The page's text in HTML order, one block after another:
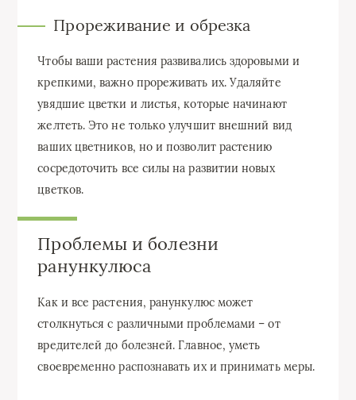
Прореживание и обрезка
Чтобы ваши растения развивались здоровыми и
крепкими, важно прореживать их. Удаляйте
увядшие цветки и листья, которые начинают
желтеть. Это не только улучшит внешний вид
ваших цветников, но и позволит растению
сосредоточить все силы на развитии новых
цветков.
Проблемы и болезни
ранункулюса
Как и все растения, ранункулюс может
столкнуться с различными проблемами – от
вредителей до болезней. Главное, уметь
своевременно распознавать их и принимать меры.